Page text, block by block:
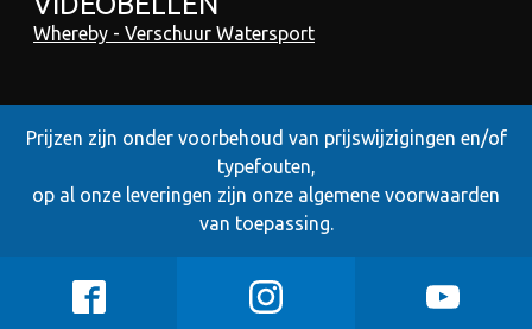
Whereby - Verschuur Watersport
Prijzen zijn onder voorbehoud van prijswijzigingen en/of
typefouten,
op al onze leveringen zijn onze algemene voorwaarden
van toepassing.